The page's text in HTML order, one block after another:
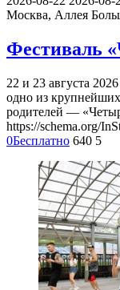
Москва, Аллея
Фестиваль
22 и 23 августа
одно из
родителей —
https://schema.org/
0Бесплатно 640 5